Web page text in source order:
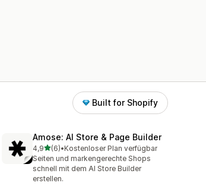
Built for Shopify
Amose: AI Store & Page Builder
4,9von 5 Sternen
(6)
6 Rezensionen insgesamt
•Kostenloser Plan verfügbar
Seiten und markengerechte Shops
schnell mit dem AI Store Builder
erstellen.